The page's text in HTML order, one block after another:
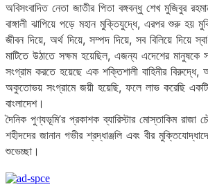
অবিসংবাদিত নেতা জাতীর পিতা বঙ্গবন্ধু শেখ মুজিবুর
বাঙ্গালী ঝাপিয়ে পড়ে মহান মুক্তিযুদ্ধে, এরপর শুরু হয়
জীবন দিয়ে, অর্থ দিয়ে, সম্পদ দিয়ে, সব বিলিয়ে দিয়ে
মাটিতে উঠাতে সক্ষম হয়েছিল, এজন্য এদেশের মানুষকে
সংগ্রাম করতে হয়েছে এক শক্তিশালী বাহিনীর
অকুতোভয় সংগ্রামে জয়ী হয়েছি, ফলে লাভ করেছি একটি
বাংলাদেশ।
দৈনিক পুণ্যভূমি’র প্রকাশক ব্যারিস্টার মোস্তাকিম রাজা
শহীদদের জানান গভীর শ্রদ্ধাঞ্জলি এবং বীর
শুভেচ্ছা।